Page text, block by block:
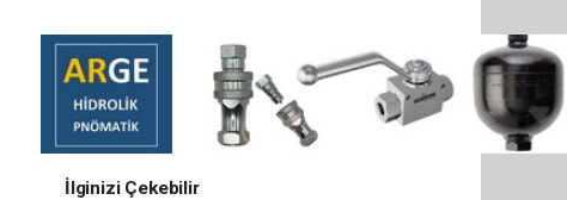
İlginizi Çekebilir